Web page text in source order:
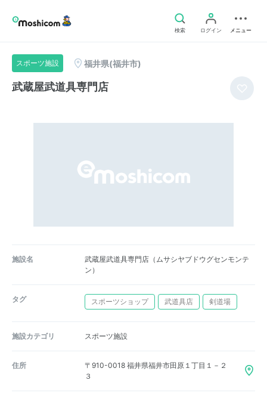
検索 ログイン メニュー
スポーツ施設 福井県(福井市)
武蔵屋武道具専門店
施設名
武蔵屋武道具専門店（ムサシヤブドウグセンモンテ
ン）
タグ スポーツショップ 武道具店 剣道場
施設カテゴリ スポーツ施設
住所
〒910-0018 福井県福井市田原１丁目１－２
３